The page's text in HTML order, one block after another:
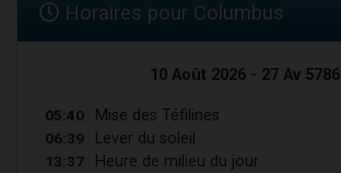
Horaires pour Columbus
10 Août 2026 - 27 Av 5786
05:40 Mise des Téfilines
06:39 Lever du soleil
13:37 Heure de milieu du jour